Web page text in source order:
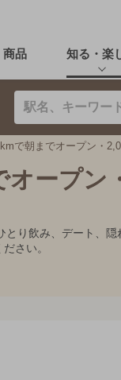
商品 知る・楽
で朝までオープン・
ープン
り飲み、デート、
さい。